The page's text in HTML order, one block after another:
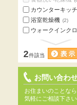
カウンターキッ
浴室乾燥機 (2)
ウォークインク
2件該当
お問い合わ
お住まいのことな
気軽にご相談下さい